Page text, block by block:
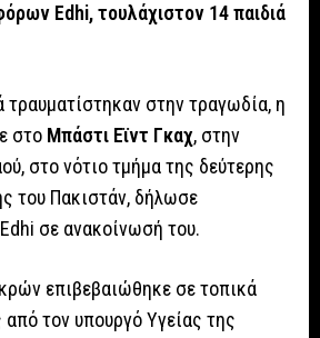
Edhi, τουλάχιστον 14 παιδιά
τραυματίστηκαν στην τραγωδία, η
στο Μπάστι Εϊντ Γκαχ, στην
στο νότιο τμήμα της δεύτερης
του Πακιστάν, δήλωσε
σε ανακοίνωσή του.
επιβεβαιώθηκε σε τοπικά
τον υπουργό Υγείας της